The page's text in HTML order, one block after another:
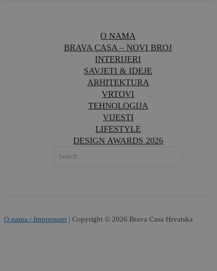
O NAMA
BRAVA CASA – NOVI BROJ
INTERIJERI
SAVJETI & IDEJE
ARHITEKTURA
VRTOVI
TEHNOLOGIJA
VIJESTI
LIFESTYLE
DESIGN AWARDS 2026
FOR:
O nama / Impressum | Copyright © 2026 Brava Casa Hrvatska